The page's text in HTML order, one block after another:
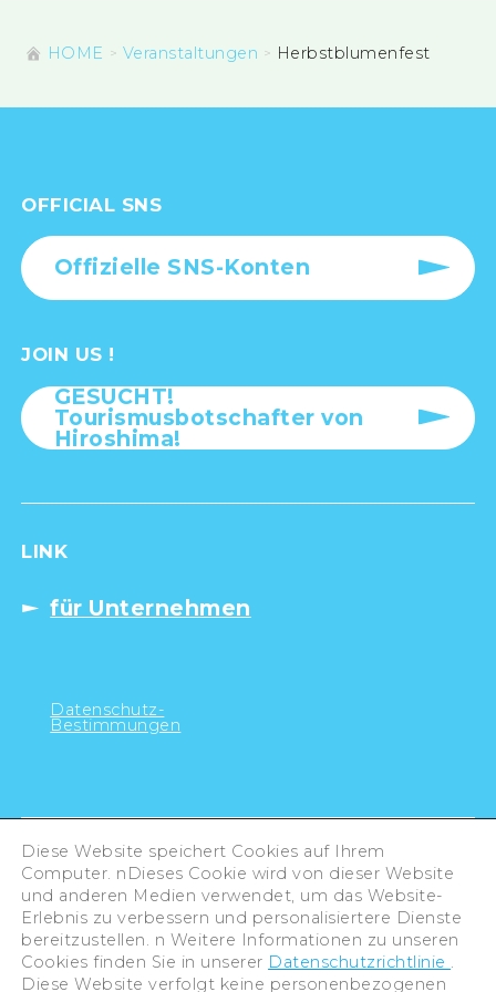
HOME Veranstaltungen Herbstblumenfest
OFFICIAL SNS
Offizielle SNS-Konten
JOIN US !
GESUCHT!
Tourismusbotschafter von
Hiroshima!
LINK
für Unternehmen
Datenschutz-
Bestimmungen
Diese Website speichert Cookies auf Ihrem
Computer. nDieses Cookie wird von dieser Website
und anderen Medien verwendet, um das Website-
Erlebnis zu verbessern und personalisiertere Dienste
bereitzustellen. n Weitere Informationen zu unseren
Cookies finden Sie in unserer Datenschutzrichtlinie .
Diese Website verfolgt keine personenbezogenen